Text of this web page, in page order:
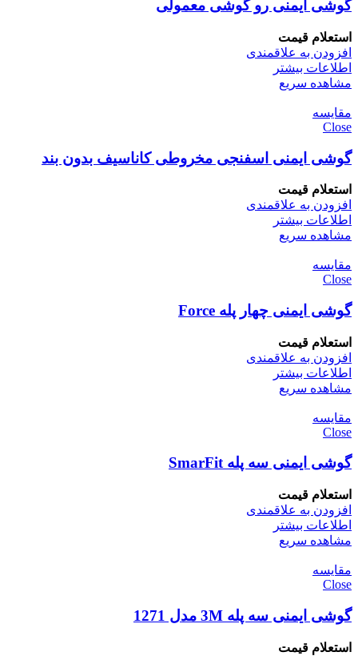
گوشی ایمنی رو گوشی معمولی
استعلام قیمت
افزودن به علاقمندی
اطلاعات بیشتر
مشاهده سریع
مقایسه
Close
گوشی ایمنی اسفنجی مخروطی کاناسیف بدون بند
استعلام قیمت
افزودن به علاقمندی
اطلاعات بیشتر
مشاهده سریع
مقایسه
Close
گوشی ایمنی چهار پله Force
استعلام قیمت
افزودن به علاقمندی
اطلاعات بیشتر
مشاهده سریع
مقایسه
Close
گوشی ایمنی سه پله SmarFit
استعلام قیمت
افزودن به علاقمندی
اطلاعات بیشتر
مشاهده سریع
مقایسه
Close
گوشی ایمنی سه پله 3M مدل 1271
استعلام قیمت